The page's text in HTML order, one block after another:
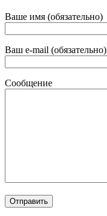
Ваше имя (обязательно)
Ваш e-mail (обязательно)
Сообщение